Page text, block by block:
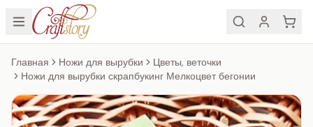
Главная Ножи для вырубки
Цветы, веточки
Ножи для вырубки скрапбукинг Мелкоцвет бегонии